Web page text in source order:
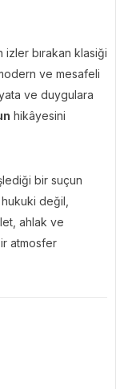
izler bırakan klasiği
ve mesafeli
ve duygulara
hikâyesini
bir suçun
değil,
ahlak ve
atmosfer